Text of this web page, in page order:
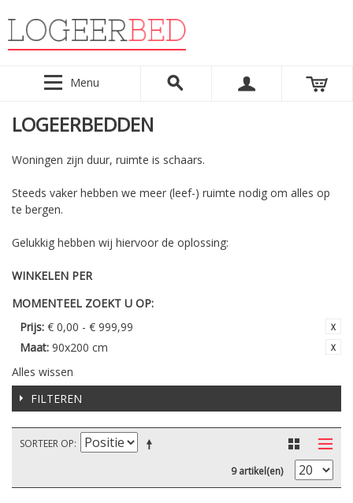
Menu
LOGEERBEDDEN
Woningen zijn duur, ruimte is schaars.
Steeds vaker hebben we meer (leef-) ruimte nodig om alles op
te bergen.
Gelukkig hebben wij hiervoor de oplossing:
WINKELEN PER
MOMENTEEL ZOEKT U OP:
Prijs: € 0,00 - € 999,99
Maat: 90x200 cm
Alles wissen
FILTEREN
SORTEER OP
9 artikel(en)